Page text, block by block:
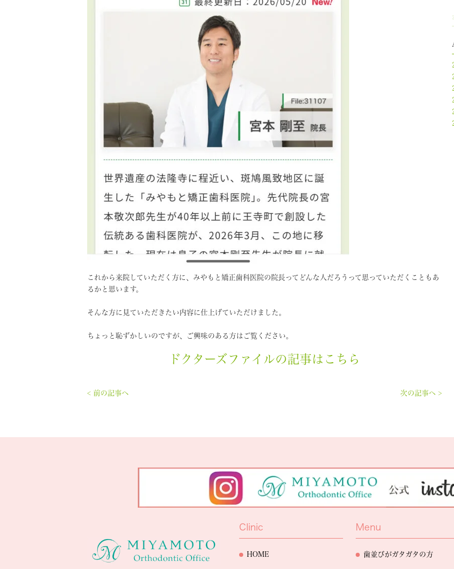
これから来院していただく方に、みやもと矯正歯科医院の院長ってどんな人だろうって思っていただくこともあ
るかと思います。
そんな方に見ていただきたい内容に仕上げていただけました。
ちょっと恥ずかしいのですが、ご興味のある方はご覧ください。
ドクターズファイルの記事はこちら
< 前の記事へ 次の記事へ >
Clinic
HOME
Menu
歯並びがガタガタの方